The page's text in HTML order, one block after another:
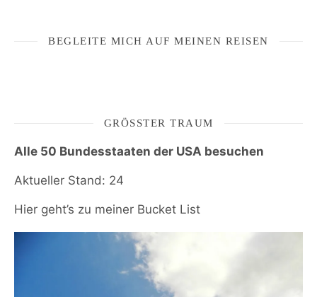
BEGLEITE MICH AUF MEINEN REISEN
GRÖSSTER TRAUM
Alle 50 Bundesstaaten der USA besuchen
Aktueller Stand: 24
Hier geht’s zu meiner Bucket List